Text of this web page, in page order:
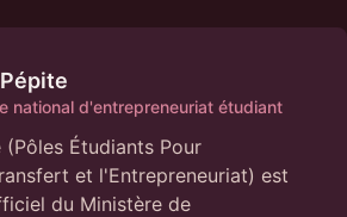
national d'entrepreneuriat étudiant
(Pôles Étudiants Pour
et l'Entrepreneuriat) est
du Ministère de